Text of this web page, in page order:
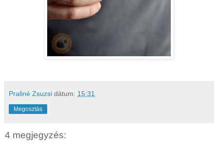
Praliné Zsuzsi dátum: 15:31
Megosztás
4 megjegyzés: